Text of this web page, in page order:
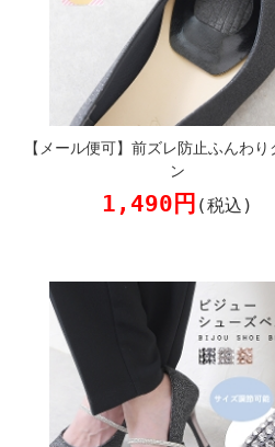
【メール便可】前ズレ防止ふんわり
ン
1,490円 (税込)